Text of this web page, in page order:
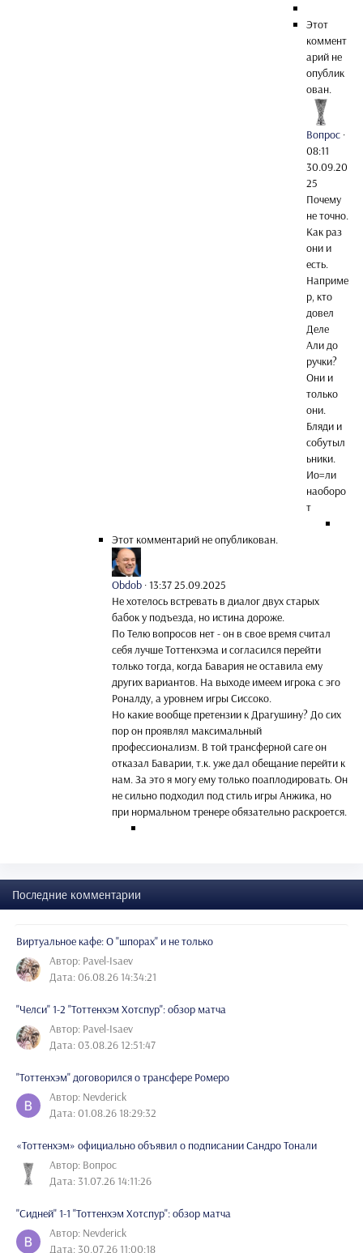
Этот
коммент
арий не
опублик
ован.
Вопрос ·
08:11
30.09.20
25
Почему
не точно.
Как раз
они и
есть.
Наприме
р, кто
довел
Деле
Али до
ручки?
Они и
только
они.
Бляди и
собутыл
ьники.
Ио=ли
наоборо
т
Этот комментарий не опубликован.
Obdob ·13:37 25.09.2025
Не хотелось встревать в диалог двух старых
бабок у подъезда, но истина дороже.
По Телю вопросов нет - он в свое время считал
себя лучше Тоттенхэма и согласился перейти
только тогда, когда Бавария не оставила ему
других вариантов. На выходе имеем игрока с эго
Роналду, а уровнем игры Сиссоко.
Но какие вообще претензии к Драгушину? До сих
пор он проявлял максимальный
профессионализм. В той трансферной саге он
отказал Баварии, т.к. уже дал обещание перейти к
нам. За это я могу ему только поаплодировать. Он
не сильно подходил под стиль игры Анжика, но
при нормальном тренере обязательно раскроется.
Последние комментарии
Виртуальное кафе: О "шпорах" и не только
Автор: Pavel-Isaev
Дата: 06.08.26 14:34:21
"Челси" 1-2 "Тоттенхэм Хотспур": обзор матча
Автор: Pavel-Isaev
Дата: 03.08.26 12:51:47
"Тоттенхэм" договорился о трансфере Ромеро
Автор: Nevderick
Дата: 01.08.26 18:29:32
«Тоттенхэм» официально объявил о подписании Сандро Тонали
Автор: Вопрос
Дата: 31.07.26 14:11:26
"Сидней" 1-1 "Тоттенхэм Хотспур": обзор матча
Автор: Nevderick
Дата: 30.07.26 11:00:18